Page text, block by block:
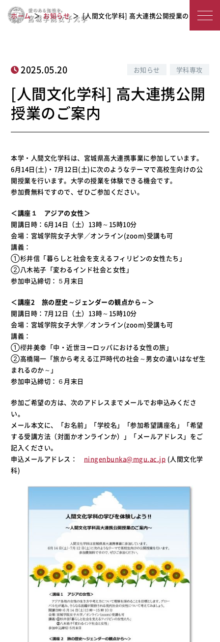
宮
女
子
大
[人間文化学科] 高大連携公開授業のご
案内
ホーム お知らせ [人間文化学科] 高大連携公開授業のご案内
2025.05.20 お知らせ 学科専攻
[人間文化学科] 高大連携公開
授業のご案内
本学・人間文化学科は、宮城県高大連携事業に参加しています。
6月14日(土)・7月12日(土)に次のようなテーマで高校生向けの公
開授業を行います。大学の授業を体験できる機会です。
参加費無料ですので、ぜひご参加ください。
＜講座１ アジアの女性＞
開講日時：6月14日（土）13時～15時10分
会場：宮城学院女子大学／オンライン(zoom)受講も可
講義：
①杉井信「暮らしと社会を支えるフィリピンの女性たち」
②八木祐子「変わるインド社会と女性」
参加申込締切：５月末日
＜講座2 旅の歴史～ジェンダーの観点から～＞
開講日時：7月12日（土）13時～15時10分
会場：宮城学院女子大学／オンライン(zoom)受講も可
講義：
①櫻井美幸「中・近世ヨーロッパにおける女性の旅」
②高橋陽一「旅から考える江戸時代の社会～男女の違いはなぜ生
まれるのか～」
参加申込締切：６月末日
参加ご希望の方は、次のアドレスまでメールでお申込みくださ
い。
メール本文に、「お名前」「学校名」「参加希望講座名」「希望
する受講方法（対面かオンラインか）」「メールアドレス」をご
記入ください。
申込メールアドレス： ningenbunka@mgu.ac.jp (人間文化学
科)